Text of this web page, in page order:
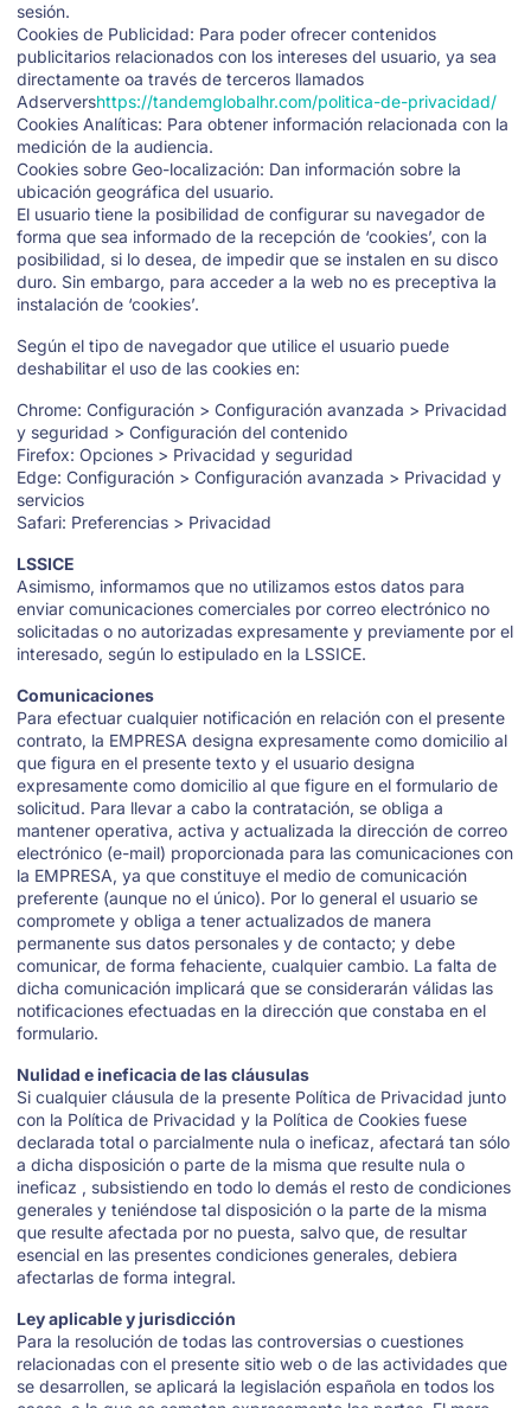
sesión.
Cookies de Publicidad: Para poder ofrecer contenidos
publicitarios relacionados con los intereses del usuario, ya sea
directamente oa través de terceros llamados
Adservershttps://tandemglobalhr.com/politica-de-privacidad/
Cookies Analíticas: Para obtener información relacionada con la
medición de la audiencia.
Cookies sobre Geo-localización: Dan información sobre la
ubicación geográfica del usuario.
El usuario tiene la posibilidad de configurar su navegador de
forma que sea informado de la recepción de ‘cookies’, con la
posibilidad, si lo desea, de impedir que se instalen en su disco
duro. Sin embargo, para acceder a la web no es preceptiva la
instalación de ‘cookies’.
Según el tipo de navegador que utilice el usuario puede
deshabilitar el uso de las cookies en:
Chrome: Configuración > Configuración avanzada > Privacidad
y seguridad > Configuración del contenido
Firefox: Opciones > Privacidad y seguridad
Edge: Configuración > Configuración avanzada > Privacidad y
servicios
Safari: Preferencias > Privacidad
LSSICE
Asimismo, informamos que no utilizamos estos datos para
enviar comunicaciones comerciales por correo electrónico no
solicitadas o no autorizadas expresamente y previamente por el
interesado, según lo estipulado en la LSSICE.
Comunicaciones
Para efectuar cualquier notificación en relación con el presente
contrato, la EMPRESA designa expresamente como domicilio al
que figura en el presente texto y el usuario designa
expresamente como domicilio al que figure en el formulario de
solicitud. Para llevar a cabo la contratación, se obliga a
mantener operativa, activa y actualizada la dirección de correo
electrónico (e-mail) proporcionada para las comunicaciones con
la EMPRESA, ya que constituye el medio de comunicación
preferente (aunque no el único). Por lo general el usuario se
compromete y obliga a tener actualizados de manera
permanente sus datos personales y de contacto; y debe
comunicar, de forma fehaciente, cualquier cambio. La falta de
dicha comunicación implicará que se considerarán válidas las
notificaciones efectuadas en la dirección que constaba en el
formulario.
Nulidad e ineficacia de las cláusulas
Si cualquier cláusula de la presente Política de Privacidad junto
con la Política de Privacidad y la Política de Cookies fuese
declarada total o parcialmente nula o ineficaz, afectará tan sólo
a dicha disposición o parte de la misma que resulte nula o
ineficaz , subsistiendo en todo lo demás el resto de condiciones
generales y teniéndose tal disposición o la parte de la misma
que resulte afectada por no puesta, salvo que, de resultar
esencial en las presentes condiciones generales, debiera
afectarlas de forma integral.
Ley aplicable y jurisdicción
Para la resolución de todas las controversias o cuestiones
relacionadas con el presente sitio web o de las actividades que
se desarrollen, se aplicará la legislación española en todos los